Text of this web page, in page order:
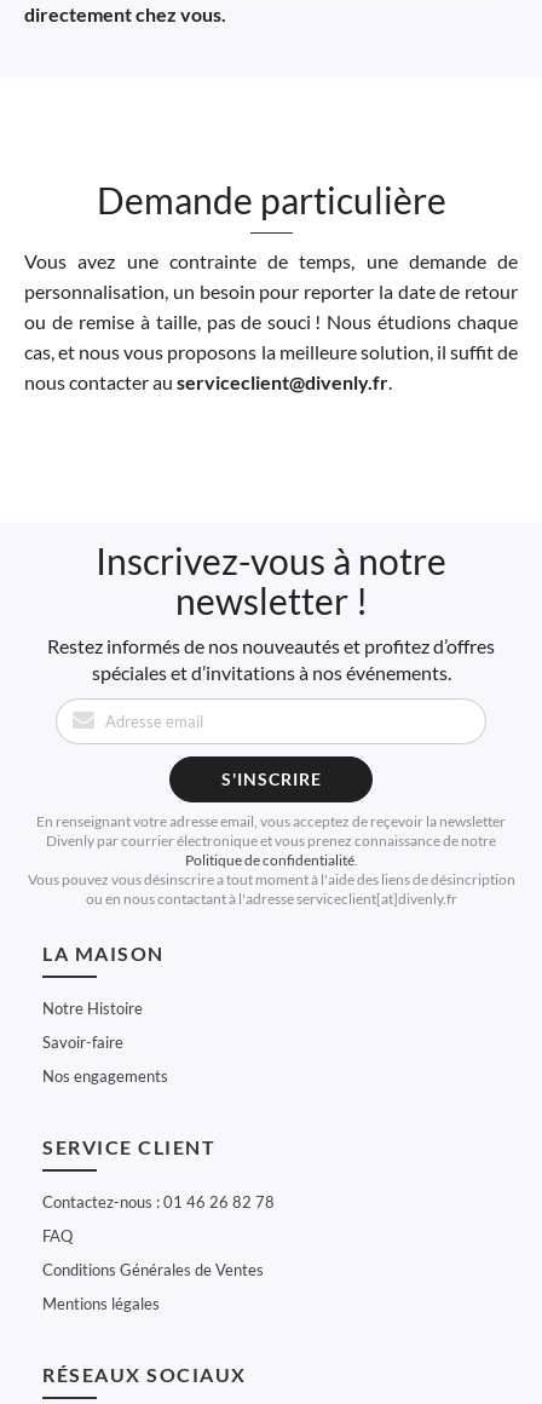
directement chez vous.
Demande particulière
Vous avez une contrainte de temps, une demande de
personnalisation, un besoin pour reporter la date de retour
ou de remise à taille, pas de souci ! Nous étudions chaque
cas, et nous vous proposons la meilleure solution, il suffit de
nous contacter au serviceclient@divenly.fr.
Inscrivez-vous à notre
newsletter !
Restez informés de nos nouveautés et profitez d’offres
spéciales et d’invitations à nos événements.
S'INSCRIRE
En renseignant votre adresse email, vous acceptez de reçevoir la newsletter
Divenly par courrier électronique et vous prenez connaissance de notre
Politique de confidentialité.
Vous pouvez vous désinscrire a tout moment à l'aide des liens de désincription
ou en nous contactant à l'adresse serviceclient[at]divenly.fr
LA MAISON
Notre Histoire
Savoir-faire
Nos engagements
SERVICE CLIENT
Contactez-nous : 01 46 26 82 78
FAQ
Conditions Générales de Ventes
Mentions légales
RÉSEAUX SOCIAUX